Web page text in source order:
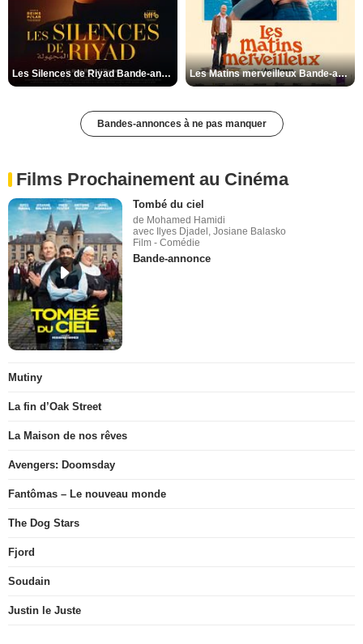
Les Silences de Riyad Bande-annonce VO STFR Les Matins merveilleux Bande-annonce VF
Bandes-annonces à ne pas manquer
Films Prochainement au Cinéma
Tombé du ciel
de Mohamed Hamidi
avec Ilyes Djadel, Josiane Balasko
Film - Comédie
Bande-annonce
Mutiny
La fin d’Oak Street
La Maison de nos rêves
Avengers: Doomsday
Fantômas – Le nouveau monde
The Dog Stars
Fjord
Soudain
Justin le Juste